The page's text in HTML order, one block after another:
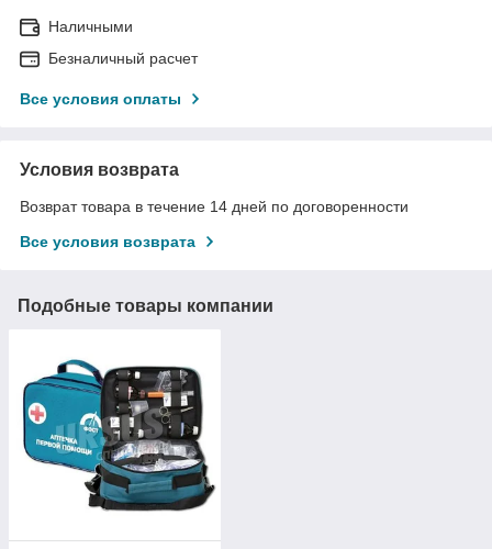
Наличными
Безналичный расчет
Все условия оплаты
Условия возврата
Возврат товара в течение 14 дней по договоренности
Все условия возврата
Подобные товары компании